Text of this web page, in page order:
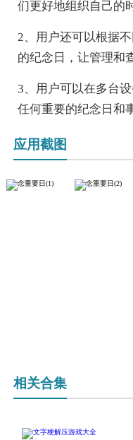
们更好地组织自己的
2、用户还可以根据
的纪念日，让管理和
3、用户可以在多台
任何重要的纪念日和
应用截图
相关合集